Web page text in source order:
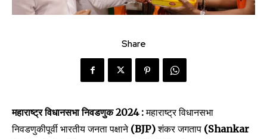
Share
महाराष्ट्र विधानसभा निवडणुक 2024 :महाराष्ट्र विधानसभा
निवडणुकीपूर्वी भारतीय जनता पक्षाने (BJP)शंकर जगताप (Shankar